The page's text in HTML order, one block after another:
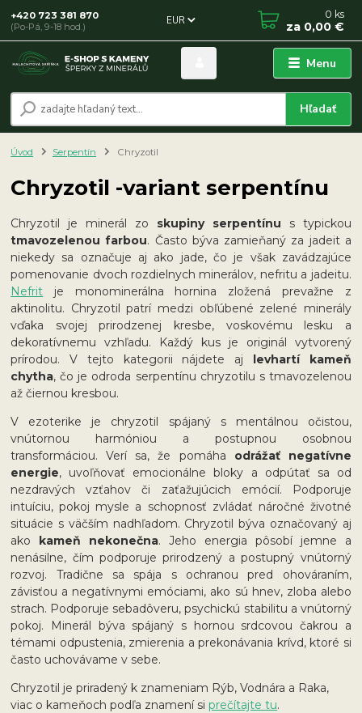
Menu
EUR
Hľadať
+420 723 381 870
(Po-Pá, 9-18 hod.)
0 ks
za 0,00 €
Úvod Serpentín Chryzotil
Chryzotil -variant serpentínu
Chryzotil je minerál zo skupiny serpentínu s typickou
tmavozelenou farbou. Často býva zamieňaný za jadeit a
niekedy sa označuje aj ako jade, čo je však zavádzajúce
pomenovanie dvoch rozdielnych minerálov, nefritu a jadeitu.
Nefrit je monominerálna hornina zložená prevažne z
aktinolitu. Chryzotil patrí medzi obľúbené zelené minerály
vďaka svojej prirodzenej kresbe, voskovému lesku a
dekoratívnemu vzhľadu. Každý kus je originál vytvorený
prírodou. V tejto kategorii nájdete aj levhartí kameň
chytha, čo je odroda serpentínu chryzotilu s tmavozelenou
až čiernou kresbou.
V ezoterike je chryzotil spájaný s mentálnou očistou,
vnútornou harmóniou a postupnou osobnou
transformáciou. Verí sa, že pomáha odrážať negatívne
energie, uvoľňovať emocionálne bloky a odpútať sa od
nezdravých vzťahov či zaťažujúcich emócií. Podporuje
intuíciu, pokoj mysle a schopnosť zvládať náročné životné
situácie s väčším nadhľadom. Chryzotil býva označovaný aj
ako kameň nekonečna. Jeho energia pôsobí jemne a
nenásilne, čím podporuje prirodzený a postupný vnútorný
rozvoj. Tradične sa spája s ochranou pred ohováraním,
závisťou a negatívnymi emóciami, ako sú hnev, zloba alebo
strach. Podporuje sebadôveru, psychickú stabilitu a vnútorný
pokoj. Minerál býva spájaný s hornou srdcovou čakrou a
témami odpustenia, zmierenia a prekonávania krívd, ktoré si
často uchovávame v sebe.
Chryzotil je priradený k znameniam Rýb, Vodnára a Raka,
viac o kameňoch podľa znamení siprečítajte tu.